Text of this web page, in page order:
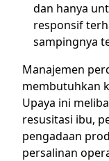
dan hanya
responsif
sampingnya
Manajemen
membutuhkan
Upaya ini
resusitasi ibu,
pengadaan
persalinan